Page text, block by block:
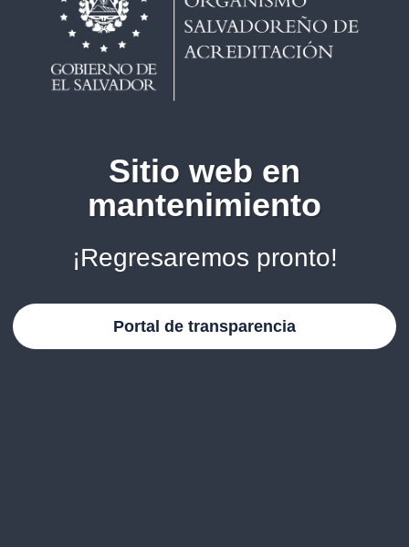
Sitio web en
mantenimiento
¡Regresaremos pronto!
Portal de transparencia